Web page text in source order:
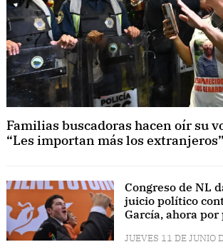
Familias buscadoras hacen oír su
“Les importan más los extranjeros”
Congreso de NL
juicio político
García, ahora por
JUEVES 11 DE JUNIO